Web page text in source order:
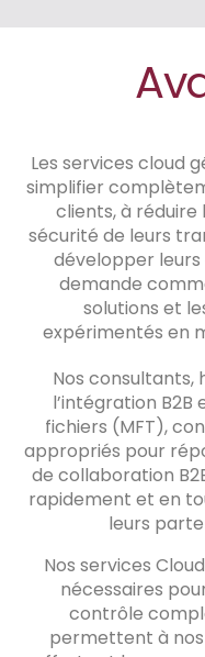
Les services cloud
simplifier
clients, à réduire
sécurité de leurs
développer
demande
solutions et
expérimentés en
Nos consultants,
l’intégration
fichiers (MFT),
appropriés pour
de collaboration
rapidement et en
leurs
Nos services
nécessaires
contrôle
permettent à